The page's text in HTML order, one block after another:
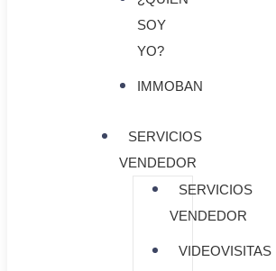
SOY
YO?
IMMOBAN
SERVICIOS
VENDEDOR
SERVICIOS
VENDEDOR
VIDEOVISITAS